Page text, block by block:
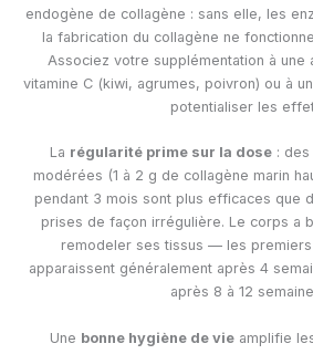
endogène de collagène : sans elle, les
la fabrication du collagène ne
Associez votre supplémentation à une
vitamine C (kiwi, agrumes, poivron) ou à
potentialiser les
La régularité prime sur la dose: des
modérées (1 à 2 g de collagène marin
pendant 3 mois sont plus efficaces que
prises de façon irrégulière. Le corps a
remodeler ses tissus — les
apparaissent généralement après 4
après 8 à 12
Une bonne hygiène de vieamplifie